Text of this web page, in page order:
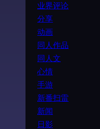
业界评论
分享
动画
同人作品
同人文
心情
手游
新番扫雷
新闻
日影